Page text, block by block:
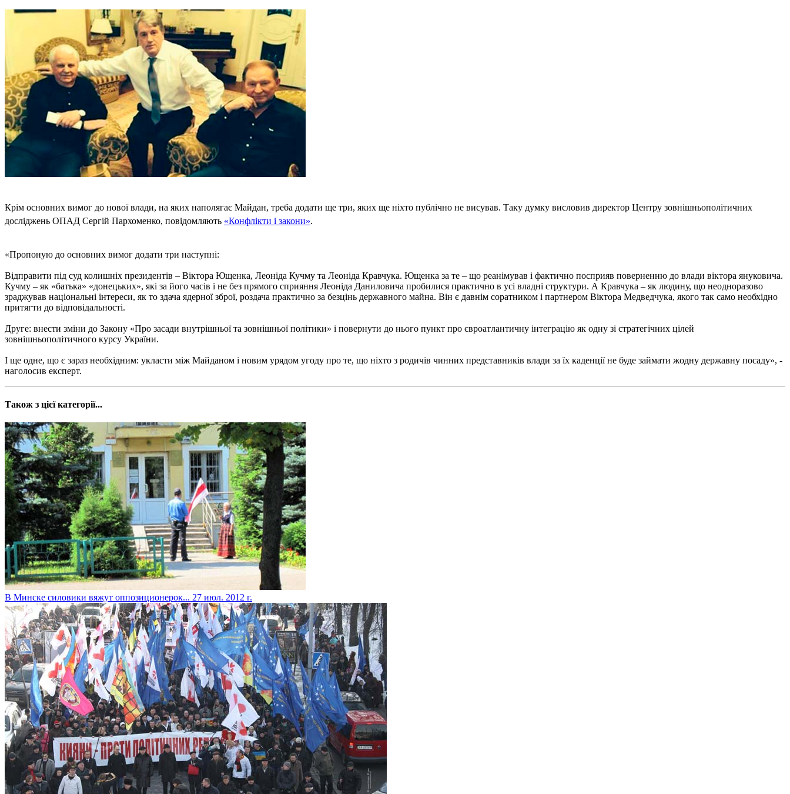
Крім основних вимог до нової влади, на яких наполягає Майдан, треба додати ще три, яких ще ніхто публічно не висував. Таку думку висловив директор Центру зовнішньополітичних
досліджень ОПАД Сергій Пархоменко, повідомляють «Конфлікти і закони».
«Пропоную до основних вимог додати три наступні:
Відправити під суд колишніх президентів – Віктора Ющенка, Леоніда Кучму та Леоніда Кравчука. Ющенка за те – що реанімував і фактично посприяв поверненню до влади віктора януковича.
Кучму – як «батька» «донецьких», які за його часів і не без прямого сприяння Леоніда Даниловича пробилися практично в усі владні структури. А Кравчука – як людину, що неодноразово
зраджував національні інтереси, як то здача ядерної зброї, роздача практично за безцінь державного майна. Він є давнім соратником і партнером Віктора Медведчука, якого так само необхідно
притягти до відповідальності.
Друге: внести зміни до Закону «Про засади внутрішньої та зовнішньої політики» і повернути до нього пункт про євроатлантичну інтеграцію як одну зі стратегічних цілей
зовнішньополітичного курсу України.
І ще одне, що є зараз необхідним: укласти між Майданом і новим урядом угоду про те, що ніхто з родичів чинних представників влади за їх каденції не буде займати жодну державну посаду», -
наголосив експерт.
Також з цієї категорії...
В Минске силовики вяжут оппозиционерок... 27 июл. 2012 г.